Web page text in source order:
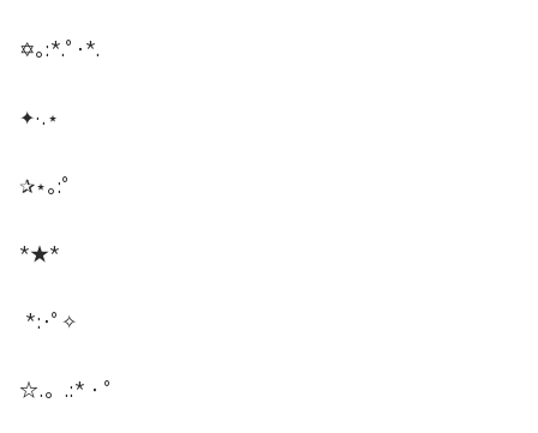
✡｡:*.ﾟ･*.
✦·.⋆
✰⋆｡:ﾟ
*★*
*: ･ﾟ ✧
☆.。.:*・゜